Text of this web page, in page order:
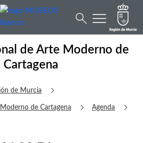
de Arte Moderno de
Buscar
search menu
de Arte Moderno de
Cartagena
de Murcia chevron_right
de Cartagena chevron_right Agenda chevron_right